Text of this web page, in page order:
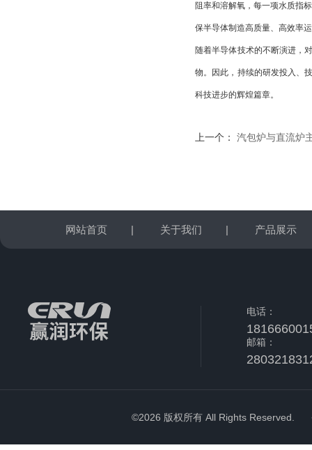
阻率和溶解氧，每一项水质指
保半导体制造高质量、高效率
随着半导体技术的不断演进，
物。因此，持续的研发投入、
科技进步的辉煌篇章。
上一个： 汽包炉与直流炉主蒸
网站首页 | 关于我们 | 产品展示
电话：
邮箱：
©2026 版权所有 All Rights Reserved.